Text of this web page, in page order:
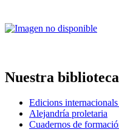
Nuestra biblioteca
Edicions
Alejandría proletaria
Cuadernos de